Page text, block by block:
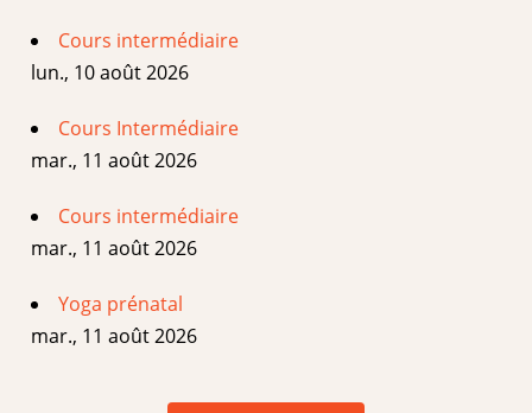
Cours intermédiaire
lun., 10 août 2026
Cours Intermédiaire
mar., 11 août 2026
Cours intermédiaire
mar., 11 août 2026
Yoga prénatal
mar., 11 août 2026